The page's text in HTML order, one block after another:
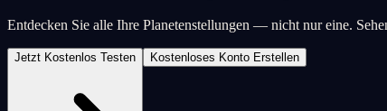
Entdecken Sie alle Ihre Planetenstellungen — nicht nur eine.
Jetzt Kostenlos Testen Kostenloses Konto Erstellen